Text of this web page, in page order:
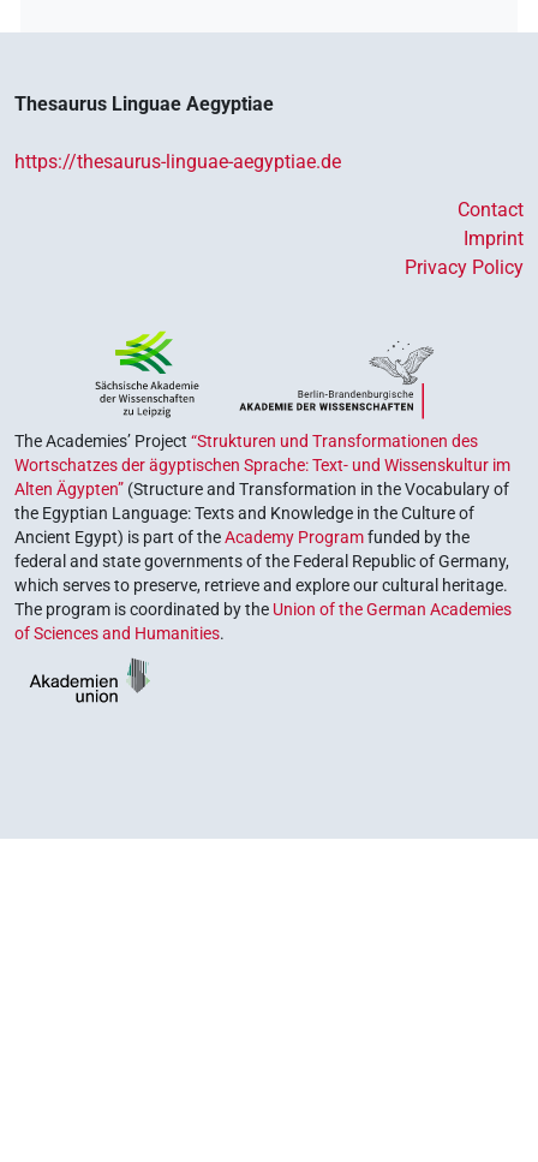
Thesaurus Linguae Aegyptiae
https://thesaurus-linguae-aegyptiae.de
Contact
Imprint
Privacy Policy
The Academies’ Project “Strukturen und Transformationen des
Wortschatzes der ägyptischen Sprache: Text- und Wissenskultur im
Alten Ägypten” (Structure and Transformation in the Vocabulary of
the Egyptian Language: Texts and Knowledge in the Culture of
Ancient Egypt) is part of theAcademy Programfunded by the
federal and state governments of the Federal Republic of Germany,
which serves to preserve, retrieve and explore our cultural heritage.
The program is coordinated by the Union of the German Academies
of Sciences and Humanities.